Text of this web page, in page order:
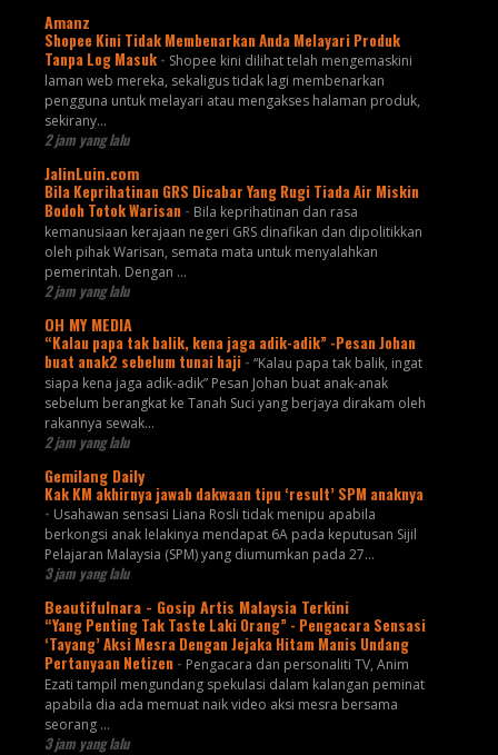
Amanz
Shopee Kini Tidak Membenarkan Anda Melayari Produk
Tanpa Log Masuk - Shopee kini dilihat telah mengemaskini
laman web mereka, sekaligus tidak lagi membenarkan
pengguna untuk melayari atau mengakses halaman produk,
sekirany...
2 jam yang lalu
JalinLuin.com
Bila Keprihatinan GRS Dicabar Yang Rugi Tiada Air Miskin
Bodoh Totok Warisan - Bila keprihatinan dan rasa
kemanusiaan kerajaan negeri GRS dinafikan dan dipolitikkan
oleh pihak Warisan, semata mata untuk menyalahkan
pemerintah. Dengan ...
2 jam yang lalu
OH MY MEDIA
“Kalau papa tak balik, kena jaga adik-adik” -Pesan Johan
buat anak2 sebelum tunai haji - “Kalau papa tak balik, ingat
siapa kena jaga adik-adik” Pesan Johan buat anak-anak
sebelum berangkat ke Tanah Suci yang berjaya dirakam oleh
rakannya sewak...
2 jam yang lalu
Gemilang Daily
Kak KM akhirnya jawab dakwaan tipu ‘result’ SPM anaknya
- Usahawan sensasi Liana Rosli tidak menipu apabila
berkongsi anak lelakinya mendapat 6A pada keputusan Sijil
Pelajaran Malaysia (SPM) yang diumumkan pada 27...
3 jam yang lalu
Beautifulnara - Gosip Artis Malaysia Terkini
“Yang Penting Tak Taste Laki Orang” - Pengacara Sensasi
‘Tayang’ Aksi Mesra Dengan Jejaka Hitam Manis Undang
Pertanyaan Netizen - Pengacara dan personaliti TV, Anim
Ezati tampil mengundang spekulasi dalam kalangan peminat
apabila dia ada memuat naik video aksi mesra bersama
seorang ...
3 jam yang lalu